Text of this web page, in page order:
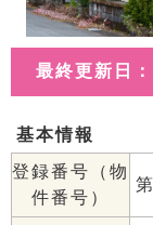
最終更新日
基本情報
登録番号（物
件番号）